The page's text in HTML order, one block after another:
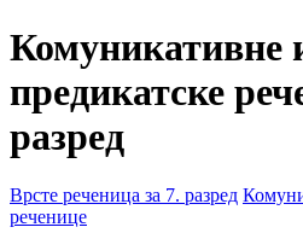
Комуникативне
предикатске
разред
Врсте реченица за 7. разред
реченице